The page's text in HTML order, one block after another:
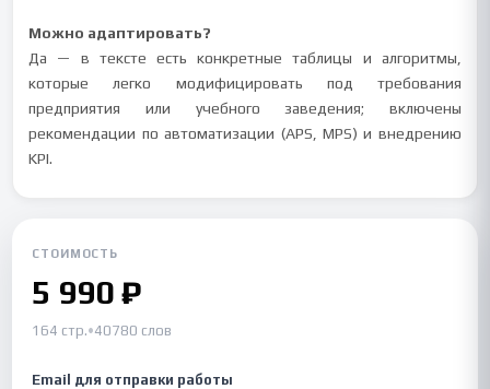
Можно адаптировать?
Да — в тексте есть конкретные таблицы и алгоритмы,
которые легко модифицировать под требования
предприятия или учебного заведения; включены
рекомендации по автоматизации (APS, MPS) и внедрению
KPI.
СТОИМОСТЬ
5 990 ₽
164 стр.•40780 слов
Email для отправки работы